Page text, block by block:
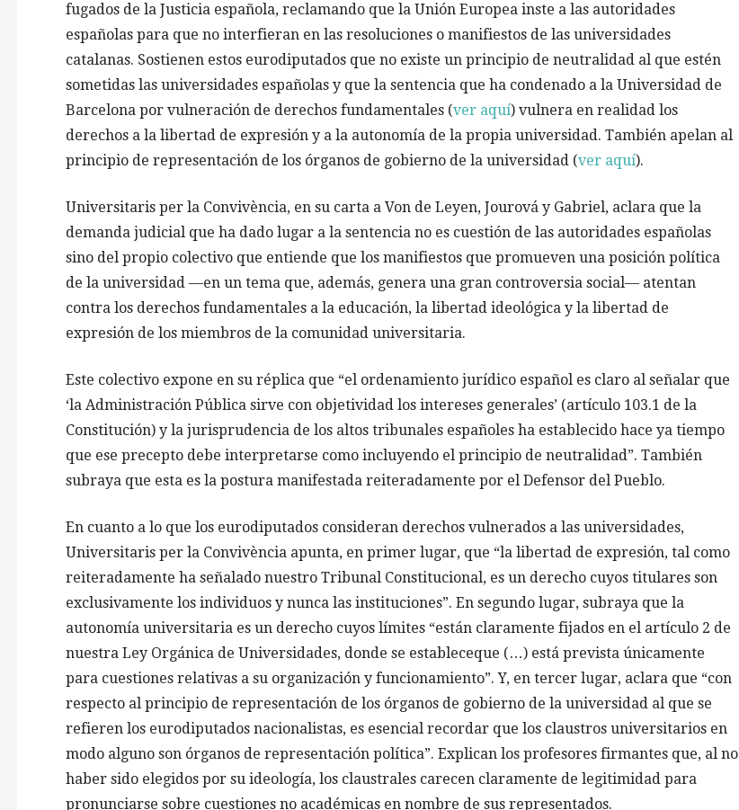
fugados de la Justicia española, reclamando que la Unión Europea inste a las autoridades
españolas para que no interfieran en las resoluciones o manifiestos de las universidades
catalanas. Sostienen estos eurodiputados que no existe un principio de neutralidad al que estén
sometidas las universidades españolas y que la sentencia que ha condenado a la Universidad de
Barcelona por vulneración de derechos fundamentales (ver aquí) vulnera en realidad los
derechos a la libertad de expresión y a la autonomía de la propia universidad. También apelan al
principio de representación de los órganos de gobierno de la universidad (ver aquí).
Universitaris per la Convivència, en su carta a Von de Leyen, Jourová y Gabriel, aclara que la
demanda judicial que ha dado lugar a la sentencia no es cuestión de las autoridades españolas
sino del propio colectivo que entiende que los manifiestos que promueven una posición política
de la universidad —en un tema que, además, genera una gran controversia social— atentan
contra los derechos fundamentales a la educación, la libertad ideológica y la libertad de
expresión de los miembros de la comunidad universitaria.
Este colectivo expone en su réplica que “el ordenamiento jurídico español es claro al señalar que
‘la Administración Pública sirve con objetividad los intereses generales’ (artículo 103.1 de la
Constitución) y la jurisprudencia de los altos tribunales españoles ha establecido hace ya tiempo
que ese precepto debe interpretarse como incluyendo el principio de neutralidad”. También
subraya que esta es la postura manifestada reiteradamente por el Defensor del Pueblo.
En cuanto a lo que los eurodiputados consideran derechos vulnerados a las universidades,
Universitaris per la Convivència apunta, en primer lugar, que “la libertad de expresión, tal como
reiteradamente ha señalado nuestro Tribunal Constitucional, es un derecho cuyos titulares son
exclusivamente los individuos y nunca las instituciones”. En segundo lugar, subraya que la
autonomía universitaria es un derecho cuyos límites “están claramente fijados en el artículo 2 de
nuestra Ley Orgánica de Universidades, donde se estableceque (…) está prevista únicamente
para cuestiones relativas a su organización y funcionamiento”. Y, en tercer lugar, aclara que “con
respecto al principio de representación de los órganos de gobierno de la universidad al que se
refieren los eurodiputados nacionalistas, es esencial recordar que los claustros universitarios en
modo alguno son órganos de representación política”. Explican los profesores firmantes que, al no
haber sido elegidos por su ideología, los claustrales carecen claramente de legitimidad para
pronunciarse sobre cuestiones no académicas en nombre de sus representados.